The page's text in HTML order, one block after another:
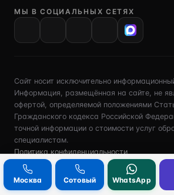
МЫ В СОЦИАЛЬНЫХ СЕТЯХ
Сайт носит исключительно
Информация, размещённая на сайте, не
офертой, определяемой положениями
Гражданского кодекса Российской
точной информации о стоимости услуг
специалистам.
Политика конфиденциальности
Обработка персональных данных
Политика cookie
Все документы →
Москва Сотовый WhatsApp